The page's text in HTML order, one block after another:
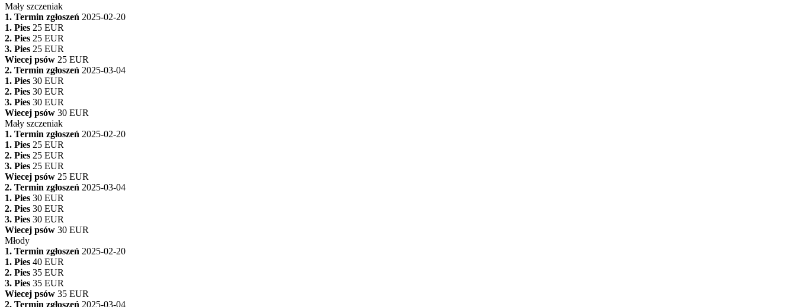
Mały szczeniak
1. Termin zgłoszeń 2025-02-20
1. Pies 25 EUR
2. Pies 25 EUR
3. Pies 25 EUR
Wiecej psów 25 EUR
2. Termin zgłoszeń 2025-03-04
1. Pies 30 EUR
2. Pies 30 EUR
3. Pies 30 EUR
Wiecej psów 30 EUR
Mały szczeniak
1. Termin zgłoszeń 2025-02-20
1. Pies 25 EUR
2. Pies 25 EUR
3. Pies 25 EUR
Wiecej psów 25 EUR
2. Termin zgłoszeń 2025-03-04
1. Pies 30 EUR
2. Pies 30 EUR
3. Pies 30 EUR
Wiecej psów 30 EUR
Młody
1. Termin zgłoszeń 2025-02-20
1. Pies 40 EUR
2. Pies 35 EUR
3. Pies 35 EUR
Wiecej psów 35 EUR
2. Termin zgłoszeń 2025-03-04